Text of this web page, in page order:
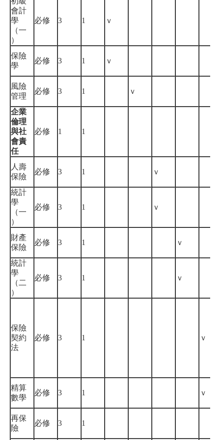
會計
學
（一
）
必修 3 1 ｖ
保險
學
必修 3 1 ｖ
風險
管理
必修 3 1 ｖ
企業
倫理
與社
會責
任
必修 1 1
人壽
保險
必修 3 1 ｖ
統計
學
（一
）
必修 3 1 ｖ
財產
保險
必修 3 1 ｖ
統計
學
（二
）
必修 3 1 ｖ
保險
契約
法
必修 3 1 ｖ
精算
數學
必修 3 1 ｖ
再保
險
必修 3 1